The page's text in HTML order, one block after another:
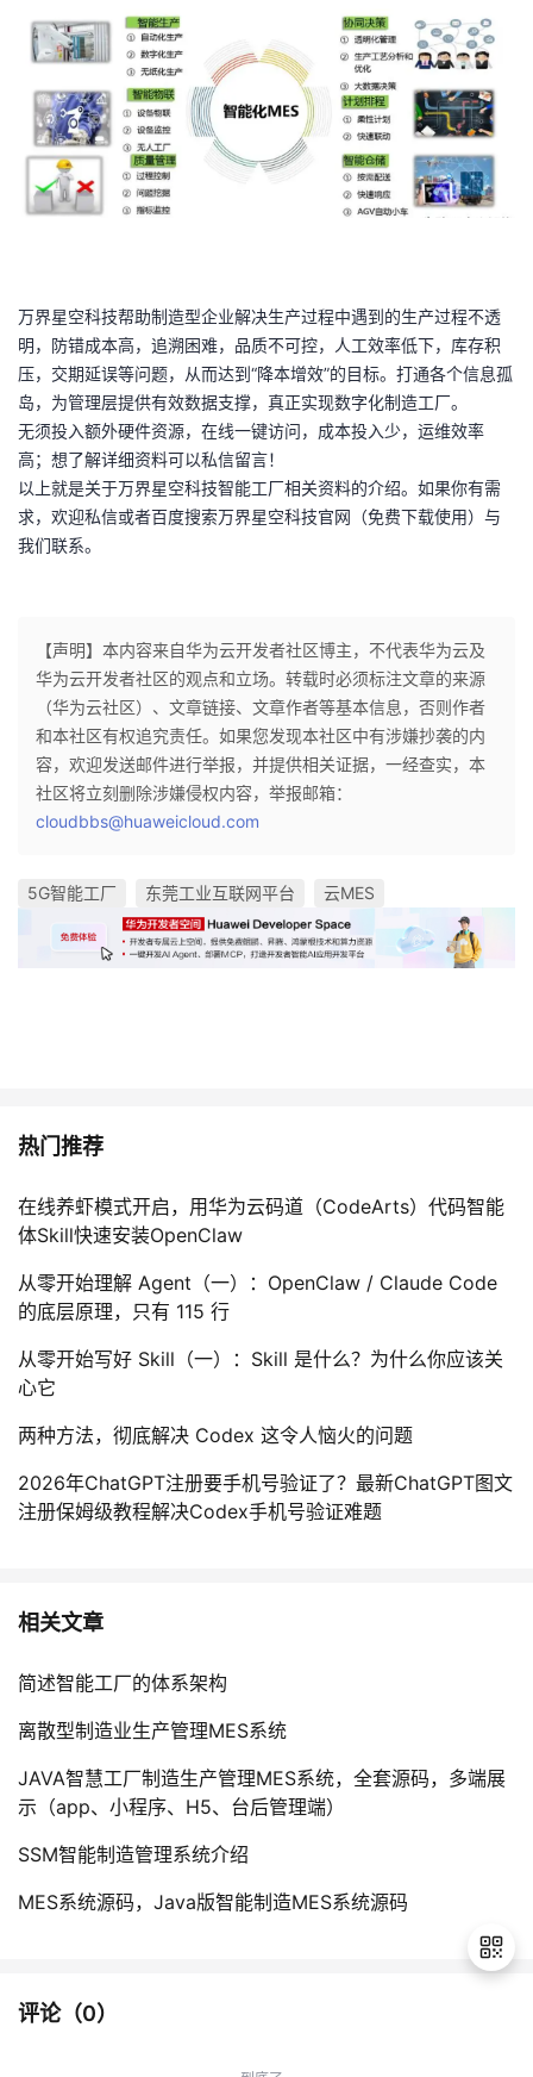
万界星空科技帮助制造型企业解决生产过程中遇到的生产过程不透
明，防错成本高，追溯困难，品质不可控，人工效率低下，库存积
压，交期延误等问题，从而达到“降本增效”的目标。打通各个信息孤
岛，为管理层提供有效数据支撑，真正实现数字化制造工厂。
无须投入额外硬件资源，在线一键访问，成本投入少，运维效率
高；想了解详细资料可以私信留言！
以上就是关于万界星空科技智能工厂相关资料的介绍。如果你有需
求，欢迎私信或者百度搜索万界星空科技官网（免费下载使用）与
我们联系。
【声明】本内容来自华为云开发者社区博主，不代表华为云及
华为云开发者社区的观点和立场。转载时必须标注文章的来源
（华为云社区）、文章链接、文章作者等基本信息，否则作者
和本社区有权追究责任。如果您发现本社区中有涉嫌抄袭的内
容，欢迎发送邮件进行举报，并提供相关证据，一经查实，本
社区将立刻删除涉嫌侵权内容，举报邮箱：
cloudbbs@huaweicloud.com
5G智能工厂 东莞工业互联网平台 云MES
热门推荐
在线养虾模式开启，用华为云码道（CodeArts）代码智能
体Skill快速安装OpenClaw
从零开始理解 Agent（一）：OpenClaw / Claude Code
的底层原理，只有 115 行
从零开始写好 Skill（一）：Skill 是什么？为什么你应该关
心它
两种方法，彻底解决 Codex 这令人恼火的问题
2026年ChatGPT注册要手机号验证了？最新ChatGPT图文
注册保姆级教程解决Codex手机号验证难题
相关文章
简述智能工厂的体系架构
离散型制造业生产管理MES系统
JAVA智慧工厂制造生产管理MES系统，全套源码，多端展
示（app、小程序、H5、台后管理端）
SSM智能制造管理系统介绍
MES系统源码，Java版智能制造MES系统源码
评论（0）